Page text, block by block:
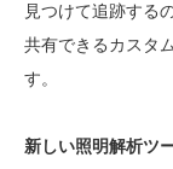
見つけて追跡する
共有できるカスタ
す。
新しい照明解析ツ